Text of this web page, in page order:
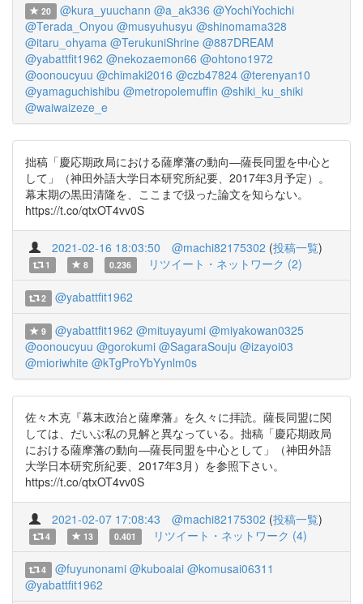
20 @kura_yuuchann @a_ak336 @YochiYochichi
@Terada_Onyou @musyuhusyu @shinomama328
@itaru_ohyama @TerukuniShrine @887DREAM
@yabattfit1962 @nekozaemon66 @ohtono1972
@oonoucyuu @chimaki2016 @czb47824 @terenyan10
@yamaguchishibu @metropolemuffin @shiki_ku_shiki
@waiwaizeze_e
拙稿「慶応期政局における薩摩藩の動向―薩長同盟を中心と
して」（神田外語大学日本研究所紀要、2017年3月予定）。
幕末期の黒田清隆を、ここまで扱った論文を知らない。
https://t.co/qtxOT4vv0S
2021-02-16 18:03:50 @machi82175302 (投稿一覧)
1 8 0.236 リツイート・ネットワーク (2)
2 @yabattfit1962
9 @yabattfit1962 @mituyayumi @miyakowan0325
@oonoucyuu @gorokumi @SagaraSouju @izayoi03
@mioriwhite @kTgProYbYynlm0s
佐々木克『幕末政治と薩摩藩』を久々に拝読。薩長同盟に関
しては、だいぶ私の見解と異なっている。拙稿「慶応期政局
における薩摩藩の動向―薩長同盟を中心として」（神田外語
大学日本研究所紀要、2017年3月）を参照下さい。
https://t.co/qtxOT4vv0S
2021-02-07 17:08:43 @machi82175302 (投稿一覧)
4 13 0.401 リツイート・ネットワーク (4)
4 @fuyunonami @kuboaiai @komusai06311
@yabattfit1962